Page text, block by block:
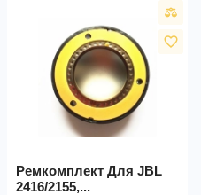
favorite_border
Ремкомплект Для JBL
2416/2155,...